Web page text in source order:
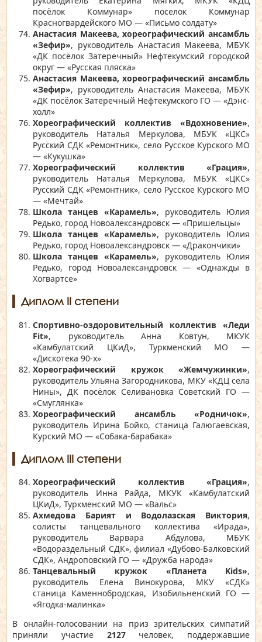
посёлок Коммунар» поселок Коммунар
Красногвардейского МО — «Письмо солдату»
Анастасия Макеева, хореографический ансамбль
«Зефир», руководитель Анастасия Макеева, МБУК
«ДК посёлок Затеречный» Нефтекумский городской
округ — «Русская пляска»
Анастасия Макеева, хореографический ансамбль
«Зефир», руководитель Анастасия Макеева, МБУК
«ДК посёлок Затеречный Нефтекумского ГО — «Дэнс-
холл»
Хореографический коллектив «Вдохновение»,
руководитель Наталья Меркулова, МБУК «ЦКС»
Русский СДК «Ремонтник», село Русское Курского МО
— «Кукушка»
Хореографический коллектив «Грация»,
руководитель Наталья Меркулова, МБУК «ЦКС»
Русский СДК «Ремонтник», село Русское Курского МО
— «Мечтай»
Школа танцев «Карамель», руководитель Юлия
Редько, город Новоалександровск — «Пришельцы»
Школа танцев «Карамель», руководитель Юлия
Редько, город Новоалександровск — «Дракончики»
Школа танцев «Карамель», руководитель Юлия
Редько, город Новоалександровск — «Однажды в
Хогвартсе»
Диплом II степени
Спортивно-оздоровительный коллектив «Леди
Fit», руководитель Анна Ковтун, МКУК
«Камбулатский ЦКиД», Туркменский МО —
«Дискотека 90-х»
Хореографический кружок «Жемчужинки»,
руководитель Ульяна Загородникова, МКУ «КДЦ села
Нины», ДК посёлок Селивановка Советский ГО —
«Смуглянка»
Хореографический ансамбль «Родничок»,
руководитель Ирина Бойко, станица Галюгаевская,
Курский МО — «Собака-барабака»
Диплом III степени
Хореографический коллектив «Грация»,
руководитель Инна Райда, МКУК «Камбулатский
ЦКиД», Туркменский МО — «Вальс»
Ахмедова Барият и Водолазская Виктория,
солисты танцевального коллектива «Ирада»,
руководитель Варвара Абдулова, МБУК
«Водораздельный СДК», филиал «Дубово-Балковский
СДК», Андроповский ГО — «Дружба народа»
Танцевальный кружок «Планета Kids»,
руководитель Елена Винокурова, МКУ «СДК»
станица Каменнобродская, Изобильненский ГО —
«Ягодка-малинка»
В онлайн-голосовании на приз зрительских симпатий
приняли участие 2127человек, поддержавшие